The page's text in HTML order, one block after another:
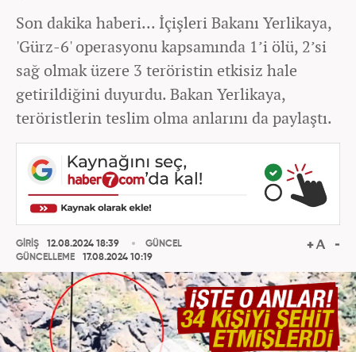
Son dakika haberi... İçişleri Bakanı Yerlikaya,
'Gürz-6' operasyonu kapsamında 1’i ölü, 2’si
sağ olmak üzere 3 teröristin etkisiz hale
getirildiğini duyurdu. Bakan Yerlikaya,
teröristlerin teslim olma anlarını da paylaştı.
GİRİŞ
12.08.2024 18:39
GÜNCELLEME
17.08.2024 10:19
GÜNCEL